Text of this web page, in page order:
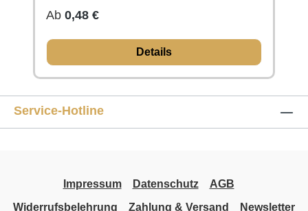
Regulärer Preis:
Ab 0,48 €
Details
Service-Hotline
Impressum Datenschutz
AGB
Widerrufsbelehrung
Zahlung & Versand Newsletter